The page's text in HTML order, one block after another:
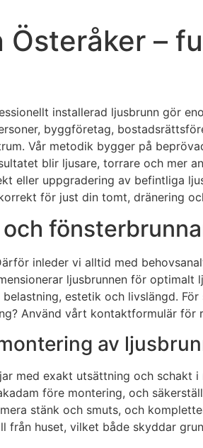
Österåker –
installerad ljusbrunn gör
byggföretag,
Vår metodik bygger på
blir ljusare, torrare och mer
eller uppgradering av befintliga
för just din tomt, dränering
inleder vi alltid med
ljusbrunnen för
estetik och livslängd.
Använd vårt kontaktformulär
av
med exakt utsättning och
före montering, och
stänk och smuts, och
från huset, vilket både skyddar